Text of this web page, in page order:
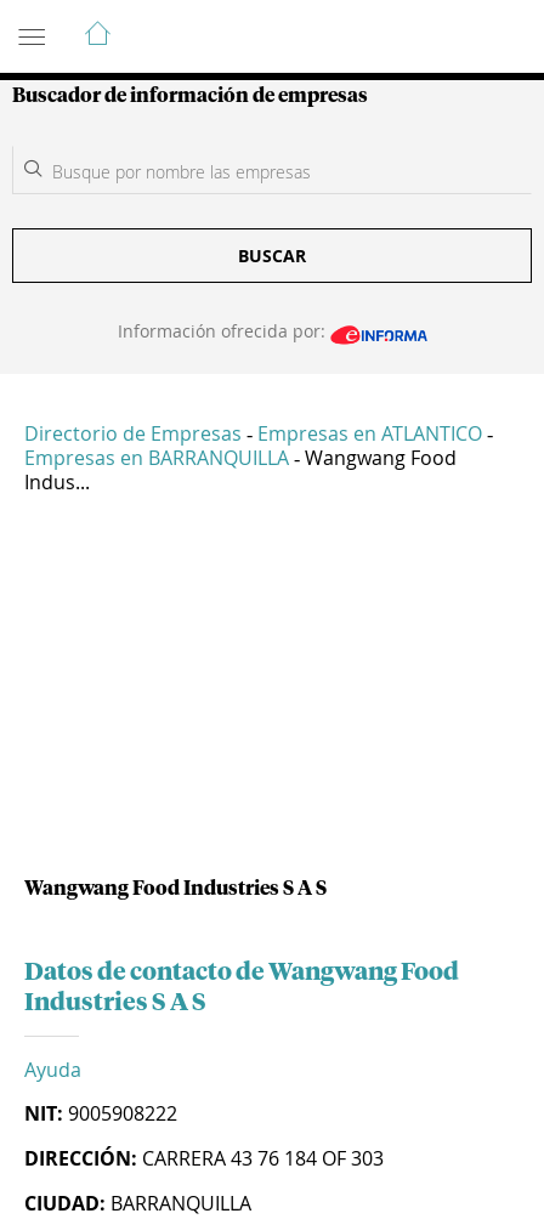
Guía de Empresas Colombianas
Buscador de información de empresas
BUSCAR
Información ofrecida por:
Directorio de Empresas - Empresas en ATLANTICO -
Empresas en BARRANQUILLA - Wangwang Food
Indus...
Wangwang Food Industries S A S
Datos de contacto de Wangwang Food
Industries S A S
Ayuda
NIT: 9005908222
DIRECCIÓN: CARRERA 43 76 184 OF 303
CIUDAD: BARRANQUILLA